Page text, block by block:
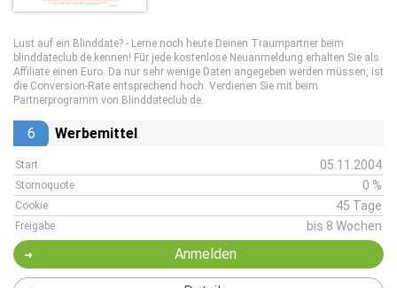
Lust auf ein Blinddate? - Lerne noch heute Deinen Traumpartner beim
blinddateclub.de kennen! Für jede kostenlose Neuanmeldung erhalten Sie als
Affiliate einen Euro. Da nur sehr wenige Daten angegeben werden müssen, ist
die Conversion-Rate entsprechend hoch. Verdienen Sie mit beim
Partnerprogramm von Blinddateclub.de.
6 Werbemittel
Start 05.11.2004
Stornoquote 0 %
Cookie 45 Tage
Freigabe bis 8 Wochen
Anmelden